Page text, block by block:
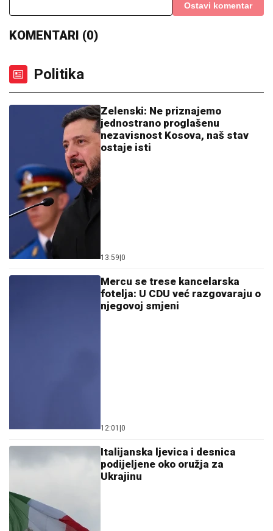
Ostavi komentar
KOMENTARI (0)
Politika
Zelenski: Ne priznajemo
jednostrano proglašenu
nezavisnost Kosova, naš stav
ostaje isti
13:59 0
Mercu se trese kancelarska
fotelja: U CDU već razgovaraju o
njegovoj smjeni
12:01 0
Italijanska ljevica i desnica
podijeljene oko oružja za
Ukrajinu